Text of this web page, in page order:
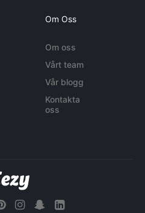
Om Oss
Om oss
Vårt team
Vår blogg
Kontakta
oss